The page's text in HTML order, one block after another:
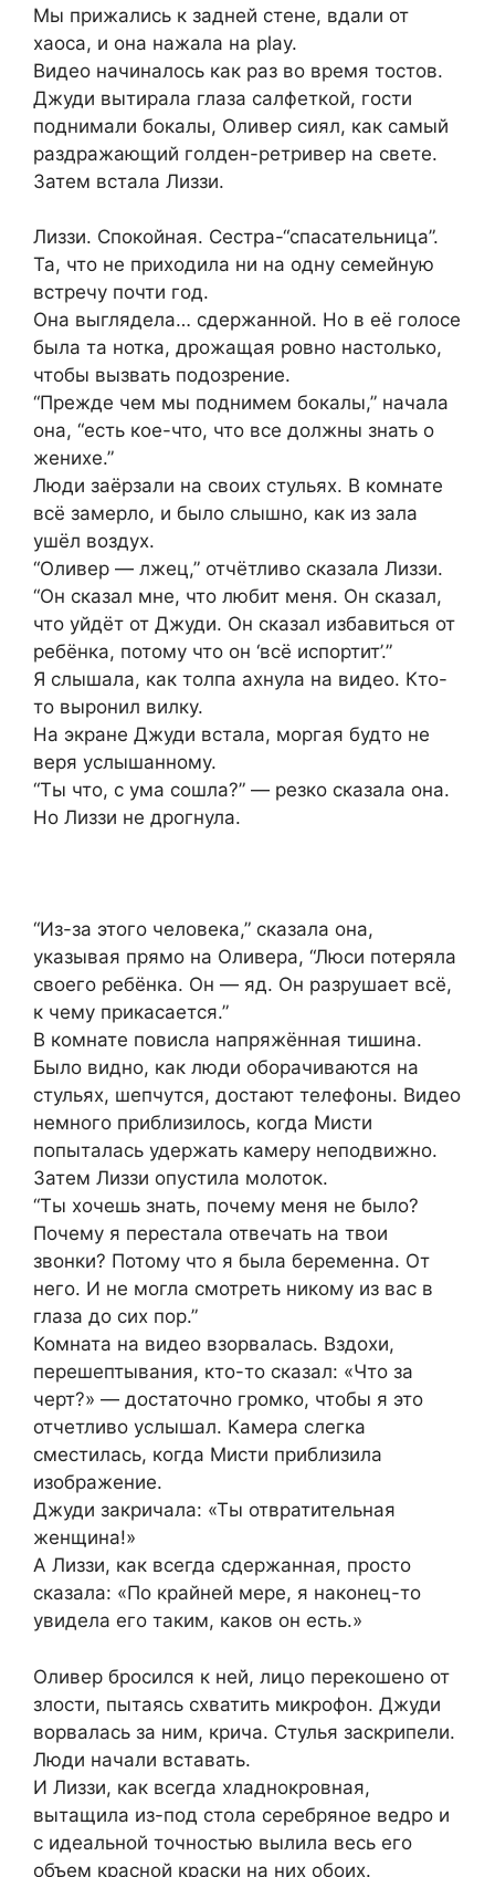
Мы прижались к задней стене, вдали от
хаоса, и она нажала на play.
Видео начиналось как раз во время тостов.
Джуди вытирала глаза салфеткой, гости
поднимали бокалы, Оливер сиял, как самый
раздражающий голден-ретривер на свете.
Затем встала Лиззи.
Лиззи. Спокойная. Сестра-“спасательница”.
Та, что не приходила ни на одну семейную
встречу почти год.
Она выглядела… сдержанной. Но в её голосе
была та нотка, дрожащая ровно настолько,
чтобы вызвать подозрение.
“Прежде чем мы поднимем бокалы,” начала
она, “есть кое-что, что все должны знать о
женихе.”
Люди заёрзали на своих стульях. В комнате
всё замерло, и было слышно, как из зала
ушёл воздух.
“Оливер — лжец,” отчётливо сказала Лиззи.
“Он сказал мне, что любит меня. Он сказал,
что уйдёт от Джуди. Он сказал избавиться от
ребёнка, потому что он ‘всё испортит’.”
Я слышала, как толпа ахнула на видео. Кто-
то выронил вилку.
На экране Джуди встала, моргая будто не
веря услышанному.
“Ты что, с ума сошла?” — резко сказала она.
Но Лиззи не дрогнула.
“Из-за этого человека,” сказала она,
указывая прямо на Оливера, “Люси потеряла
своего ребёнка. Он — яд. Он разрушает всё,
к чему прикасается.”
В комнате повисла напряжённая тишина.
Было видно, как люди оборачиваются на
стульях, шепчутся, достают телефоны. Видео
немного приблизилось, когда Мисти
попыталась удержать камеру неподвижно.
Затем Лиззи опустила молоток.
“Ты хочешь знать, почему меня не было?
Почему я перестала отвечать на твои
звонки? Потому что я была беременна. От
него. И не могла смотреть никому из вас в
глаза до сих пор.”
Комната на видео взорвалась. Вздохи,
перешептывания, кто-то сказал: «Что за
черт?» — достаточно громко, чтобы я это
отчетливо услышал. Камера слегка
сместилась, когда Мисти приблизила
изображение.
Джуди закричала: «Ты отвратительная
женщина!»
А Лиззи, как всегда сдержанная, просто
сказала: «По крайней мере, я наконец-то
увидела его таким, каков он есть.»
Оливер бросился к ней, лицо перекошено от
злости, пытаясь схватить микрофон. Джуди
ворвалась за ним, крича. Стулья заскрипели.
Люди начали вставать.
И Лиззи, как всегда хладнокровная,
вытащила из-под стола серебряное ведро и
с идеальной точностью вылила весь его
объем красной краски на них обоих.